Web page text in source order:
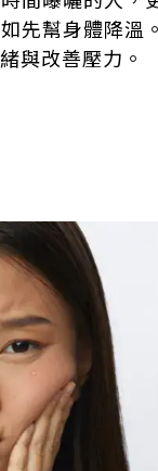
先幫身體降溫
與改善壓力。